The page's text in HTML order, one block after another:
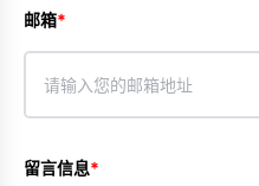
邮箱
留言信息